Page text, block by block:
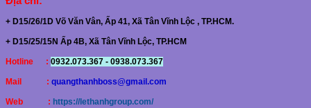
+ D15/26/1D Võ Văn Vân, Ấp 41, Xã Tân Vĩnh Lộc , TP.HCM.
+ D15/25/15N Ấp 4B, Xã Tân Vĩnh Lộc, TP.HCM
Hotline : 0932.073.367 - 0938.073.367
Mail : quangthanhboss@gmail.com
Web : https://lethanhgroup.com/